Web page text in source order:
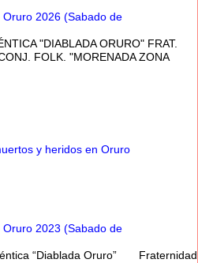
2026 (Sabado de
"DIABLADA ORURO" FRAT.
FOLK. "MORENADA ZONA
y heridos en Oruro
2023 (Sabado de
“Diablada Oruro” Fraternidad